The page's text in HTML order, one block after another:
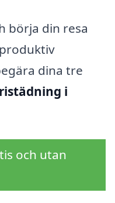
börja din resa
dina tre
i
och utan